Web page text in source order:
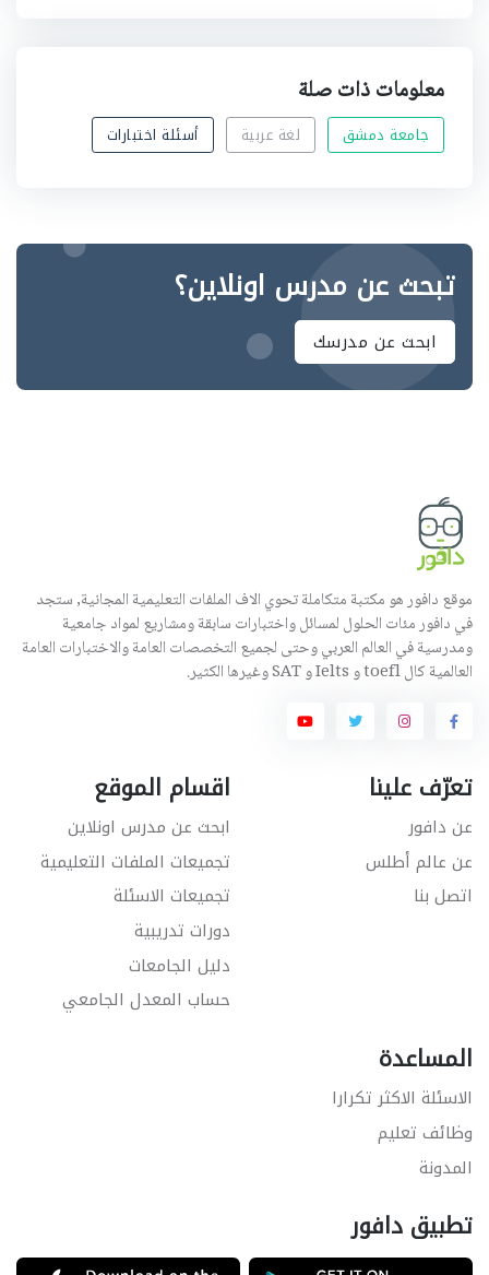
معلومات ذات صلة
جامعة دمشق لغة عربية أسئلة اختبارات
تبحث عن مدرس اونلاين؟
ابحث عن مدرسك
موقع دافور هو مكتبة متكاملة تحوي الاف الملفات التعليمية المجانية, ستجد
في دافور مئات الحلول لمسائل واختبارات سابقة ومشاريع لمواد جامعية
ومدرسية في العالم العربي وحتى لجميع التخصصات العامة والاختبارات العامة
العالمية كال toefl و Ielts و SAT وغيرها الكثير.
تعرّف علينا
عن دافور
عن عالم أطلس
اتصل بنا
اقسام الموقع
ابحث عن مدرس اونلاين
تجميعات الملفات التعليمية
تجميعات الاسئلة
دورات تدريبية
دليل الجامعات
حساب المعدل الجامعي
المساعدة
الاسئلة الاكثر تكرارا
وظائف تعليم
المدونة
تطبيق دافور